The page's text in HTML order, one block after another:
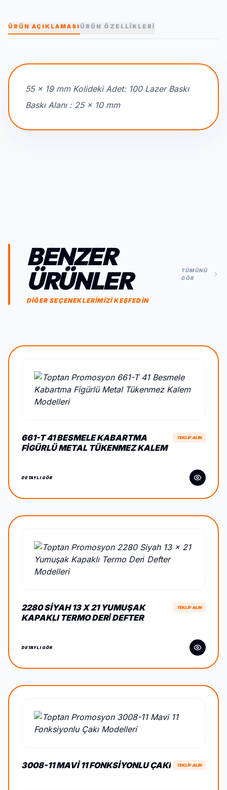
ÜRÜN AÇIKLAMASI ÜRÜN ÖZELLİKLERİ
55 x 19 mm Kolideki Adet: 100 Lazer Baskı
Baskı Alanı : 25 x 10 mm
BENZER
ÜRÜNLER
DİĞER SEÇENEKLERİMİZİ KEŞFEDİN
TÜMÜNÜ
GÖR
661-T 41 BESMELE KABARTMA
FIGÜRLÜ METAL TÜKENMEZ KALEM
TEKLİF ALIN
DETAYLI GÖR
2280 SIYAH 13 X 21 YUMUŞAK
KAPAKLI TERMO DERİ DEFTER
TEKLİF ALIN
DETAYLI GÖR
3008-11 MAVI 11 FONKSIYONLU ÇAKI TEKLİF ALIN